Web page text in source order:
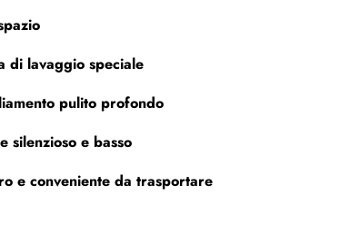
di lavaggio speciale
pulito profondo
silenzioso e basso
e conveniente da trasportare